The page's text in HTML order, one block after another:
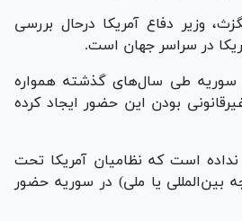
وزیر دفاع آمریکا درحال بررسی
در سراسر جهان است.
سوریه طی سال‌های گذشته همواره
بودن این حضور ایجاد کرده
است که نظامیان آمریکا تحت
بین‌المللی یا ملی) در سوریه حضور